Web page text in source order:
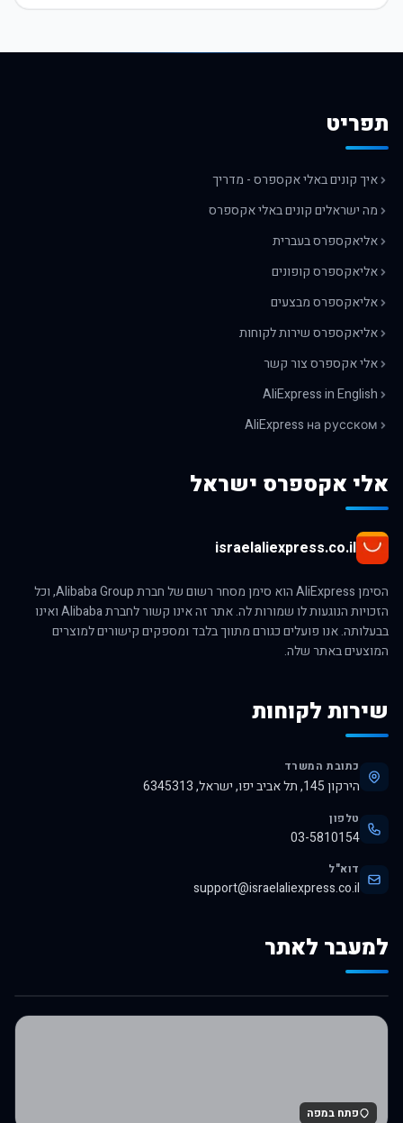
תפריט
איך קונים באלי אקספרס - מדריך
מה ישראלים קונים באלי אקספרס
אליאקספרס בעברית
אליאקספרס קופונים
אליאקספרס מבצעים
אליאקספרס שירות לקוחות
אלי אקספרס צור קשר
AliExpress in English
AliExpress на русском
אלי אקספרס ישראל
israelaliexpress.co.il
הסימן AliExpress הוא סימן מסחר רשום של חברת Alibaba Group, וכל
הזכויות הנוגעות לו שמורות לה. אתר זה אינו קשור לחברת Alibaba ואינו
בבעלותה. אנו פועלים כגורם מתווך בלבד ומספקים קישורים למוצרים
המוצעים באתר שלה.
שירות לקוחות
כתובת המשרד
הירקון 145, תל אביב יפו, ישראל, 6345313
טלפון
03-5810154
דוא"ל
support@israelaliexpress.co.il
למעבר לאתר
לרכישה באלי אקספרס
פתח במפה